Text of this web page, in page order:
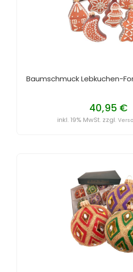
Baumschmuck Lebkuchen-
40,95 €
inkl. 19% MwSt. zzgl.